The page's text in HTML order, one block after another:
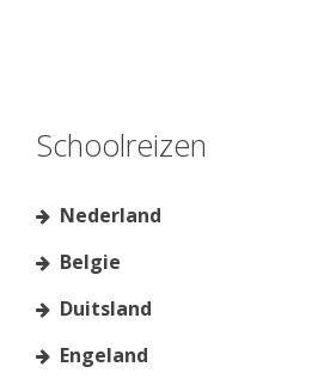
Schoolreizen
Nederland
Belgie
Duitsland
Engeland